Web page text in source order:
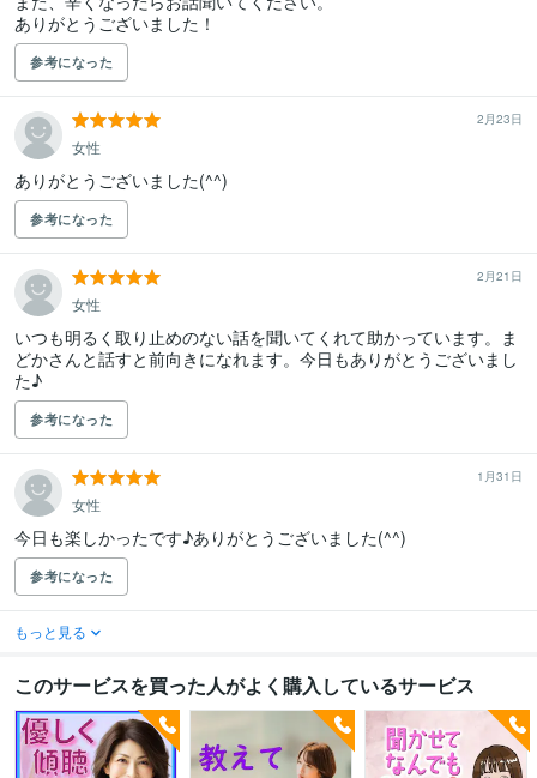
ありがとうございました！
参考になった
2月23日
女性
ありがとうございました(^^)
参考になった
2月21日
女性
いつも明るく取り止めのない話を聞いてくれて助かっています。ま
どかさんと話すと前向きになれます。今日もありがとうございまし
た♪
参考になった
1月31日
女性
今日も楽しかったです♪ありがとうございました(^^)
参考になった
もっと見る
このサービスを買った人がよく購入しているサービス